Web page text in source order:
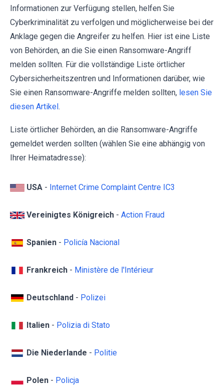
Informationen zur Verfügung stellen, helfen Sie
Cyberkriminalität zu verfolgen und möglicherweise bei der
Anklage gegen die Angreifer zu helfen. Hier ist eine Liste
von Behörden, an die Sie einen Ransomware-Angriff
melden sollten. Für die vollständige Liste örtlicher
Cybersicherheitszentren und Informationen darüber, wie
Sie einen Ransomware-Angriffe melden sollten, lesen Sie
diesen Artikel .
Liste örtlicher Behörden, an die Ransomware-Angriffe
gemeldet werden sollten (wählen Sie eine abhängig von
Ihrer Heimatadresse):
USA - Internet Crime Complaint Centre IC3
Vereinigtes Königreich - Action Fraud
Spanien - Policía Nacional
Frankreich - Ministère de l'Intérieur
Deutschland - Polizei
Italien - Polizia di Stato
Die Niederlande - Politie
Polen - Policja